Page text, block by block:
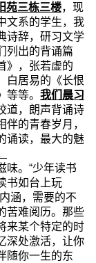
苑三栋三楼，现
文系的学生，我
诗辞，研习文学
列出的背诵篇
》，张若虚的
白居易的《长恨
等。 我们晨习
道，朗声背诵诗
的青春岁月，
诵读，最大的魅
味。“少年读书
书如台上玩
涵，需要的不
苦难阅历。那些
来某个特定的时
深处激活，让你
随你一生的东